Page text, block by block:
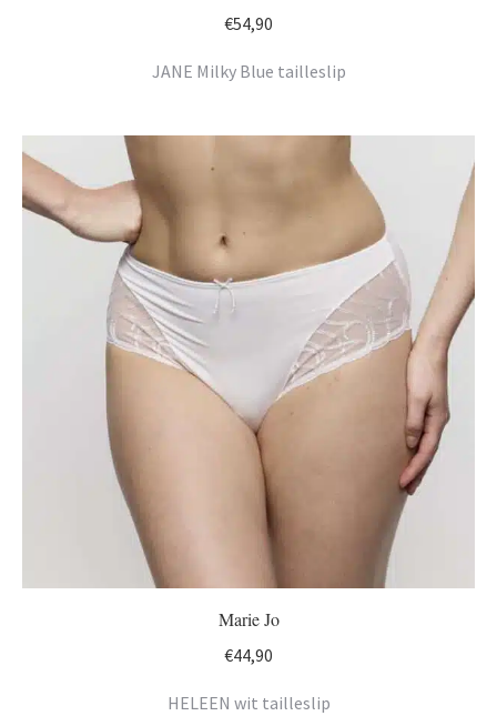
€54,90
JANE Milky Blue tailleslip
Marie Jo
€44,90
HELEEN wit tailleslip